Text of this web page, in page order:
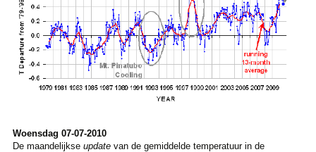
Woensdag 07-07-2010
De maandelijkse updatevan de gemiddelde temperatuur in de